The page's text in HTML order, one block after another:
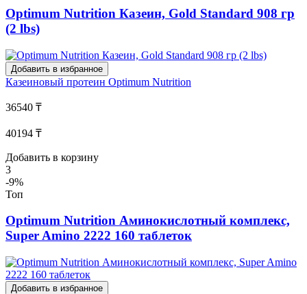
Optimum Nutrition Казеин, Gold Standard 908 гр
(2 lbs)
Добавить в избранное
Казеиновый протеин Optimum Nutrition
36540 ₸
40194 ₸
Добавить в корзину
3
-9%
Топ
Optimum Nutrition Аминокислотный комплекс,
Super Amino 2222 160 таблеток
Добавить в избранное